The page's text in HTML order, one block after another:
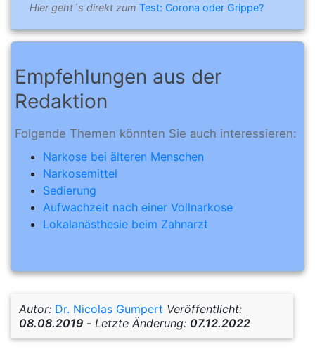
Hier geht´s direkt zum Test: Corona oder Grippe?
Empfehlungen aus der
Redaktion
Folgende Themen könnten Sie auch interessieren:
Narkose bei älteren Menschen
Narkosemittel
Sedierung
Aufwachzeit nach einer Vollnarkose
Lokalanästhesie beim Zahnarzt
Autor: Dr. Nicolas Gumpert Veröffentlicht:
08.08.2019 - Letzte Änderung: 07.12.2022